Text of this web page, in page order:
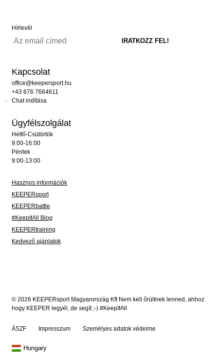
Hírlevél
Kapcsolat
office@keepersport.hu
+43 676 7664611
Chat indítása
Ügyfélszolgálat
Hétfő-Csütörtök
9:00-16:00
Péntek
9:00-13:00
Hasznos információk
KEEPERsport
KEEPERbattle
#KeepItAll Blog
KEEPERtraining
Kedvező ajánlatok
© 2026 KEEPERsport Magyarország Kft Nem kell őrültnek lenned, ahhoz
hogy KEEPER legyél, de segít ;-) #KeepItAll
ÁSZF Impresszum Személyes adatok védelme
Hungary